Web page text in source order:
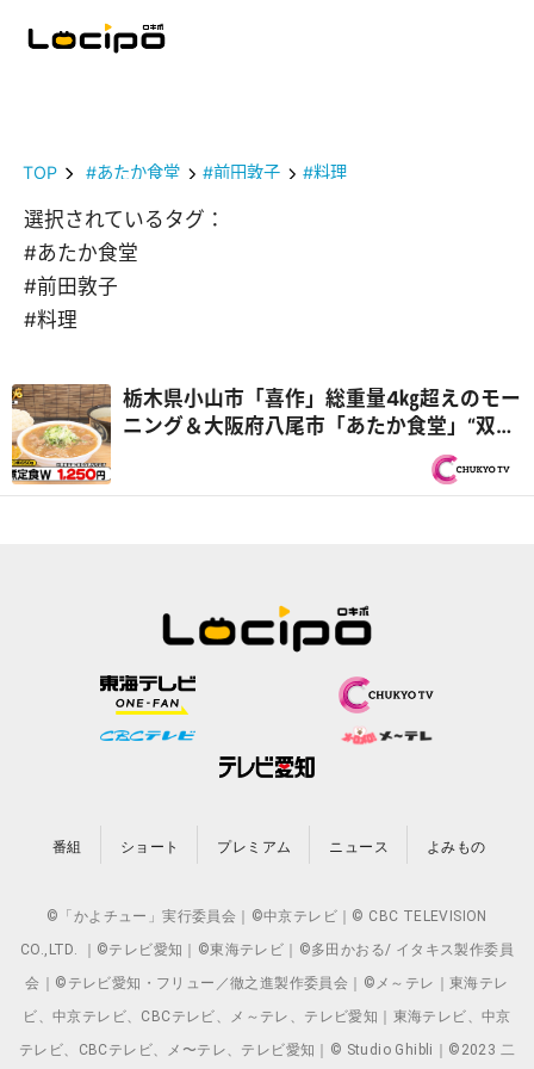
TOP #あたか食堂 #前田敦子 #料理
選択されているタグ：
#あたか食堂
#前田敦子
#料理
栃木県小山市「喜作」総重量4㎏超えのモー
ニング＆大阪府八尾市「あたか食堂」“双子
妖精姉妹”が再び登場『オモウマい店』
番組 ショート プレミアム ニュース よみもの
©「かよチュー」実行委員会｜©中京テレビ｜© CBC TELEVISION
CO.,LTD. ｜©テレビ愛知｜©東海テレビ｜©多田かおる/ イタキス製作委員
会｜©テレビ愛知・フリュー／徹之進製作委員会｜©メ～テレ｜東海テレ
ビ、中京テレビ、CBCテレビ、メ～テレ、テレビ愛知｜東海テレビ、中京
テレビ、CBCテレビ、メ〜テレ、テレビ愛知｜© Studio Ghibli｜©2023 二